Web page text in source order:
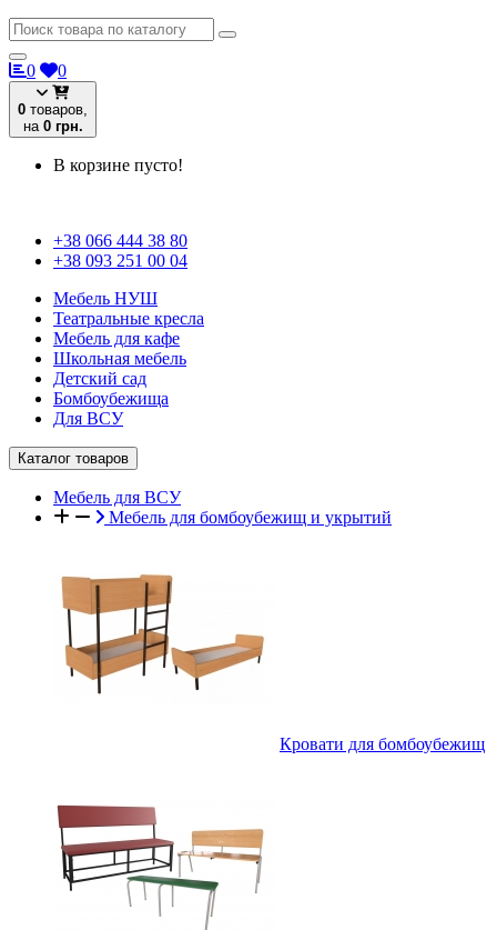
0 0
0 товаров,
на 0 грн.
В корзине пусто!
+38 066 444 38 80
+38 093 251 00 04
Мебель НУШ
Театральные кресла
Мебель для кафе
Школьная мебель
Детский сад
Бомбоубежища
Для ВСУ
Каталог товаров
Мебель для ВСУ
Мебель для бомбоубежищ и укрытий
Кровати для бомбоубежищ